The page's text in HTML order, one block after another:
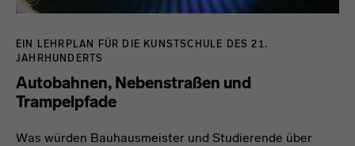
EIN LEHRPLAN FÜR DIE KUNSTSCHULE DES 21.
JAHRHUNDERTS
Autobahnen, Nebenstraßen und
Trampelpfade
Was würden Bauhausmeister und Studierende über